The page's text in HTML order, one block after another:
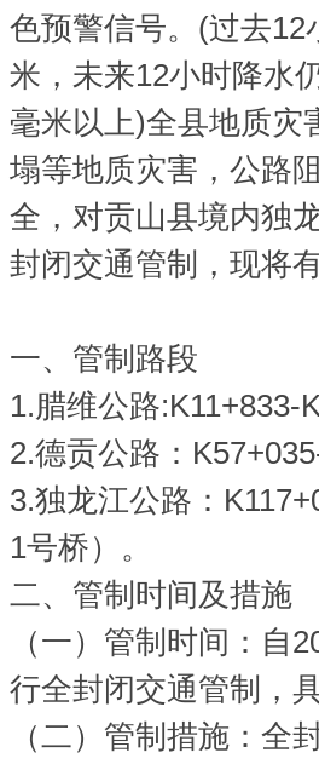
色预警信号。(过去12
米，未来12小时降水
毫米以上)全县地质灾
塌等地质灾害，公路
全，对贡山县境内独
封闭交通管制，现将
一、管制路段
1.腊维公路:K11+833-
2.德贡公路：
3.独龙江公路：
1号桥）。
二、管制时间及措施
（一）管制时间：自
行全封闭交通管制，
（二）管制措施：全